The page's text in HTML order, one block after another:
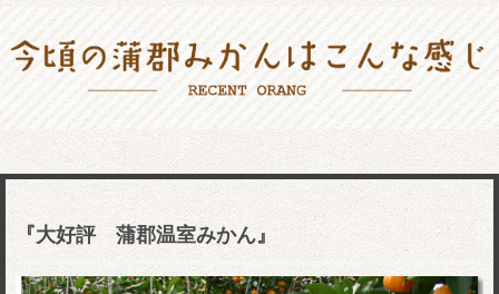
『大好評 蒲郡温室みかん』